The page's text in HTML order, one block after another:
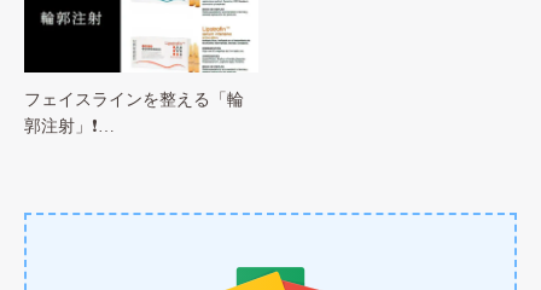
フェイスラインを整える「輪
郭注射」❗…